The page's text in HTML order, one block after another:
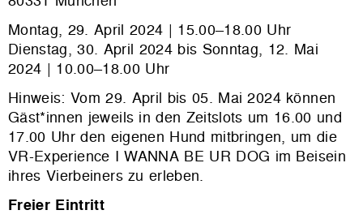
Montag, 29. April 2024 | 15.00–18.00 Uhr
Dienstag, 30. April 2024 bis Sonntag, 12. Mai
2024 | 10.00–18.00 Uhr
Hinweis: Vom 29. April bis 05. Mai 2024 können
Gäst*innen jeweils in den Zeitslots um 16.00 und
17.00 Uhr den eigenen Hund mitbringen, um die
VR-Experience I WANNA BE UR DOG im Beisein
ihres Vierbeiners zu erleben.
Freier Eintritt